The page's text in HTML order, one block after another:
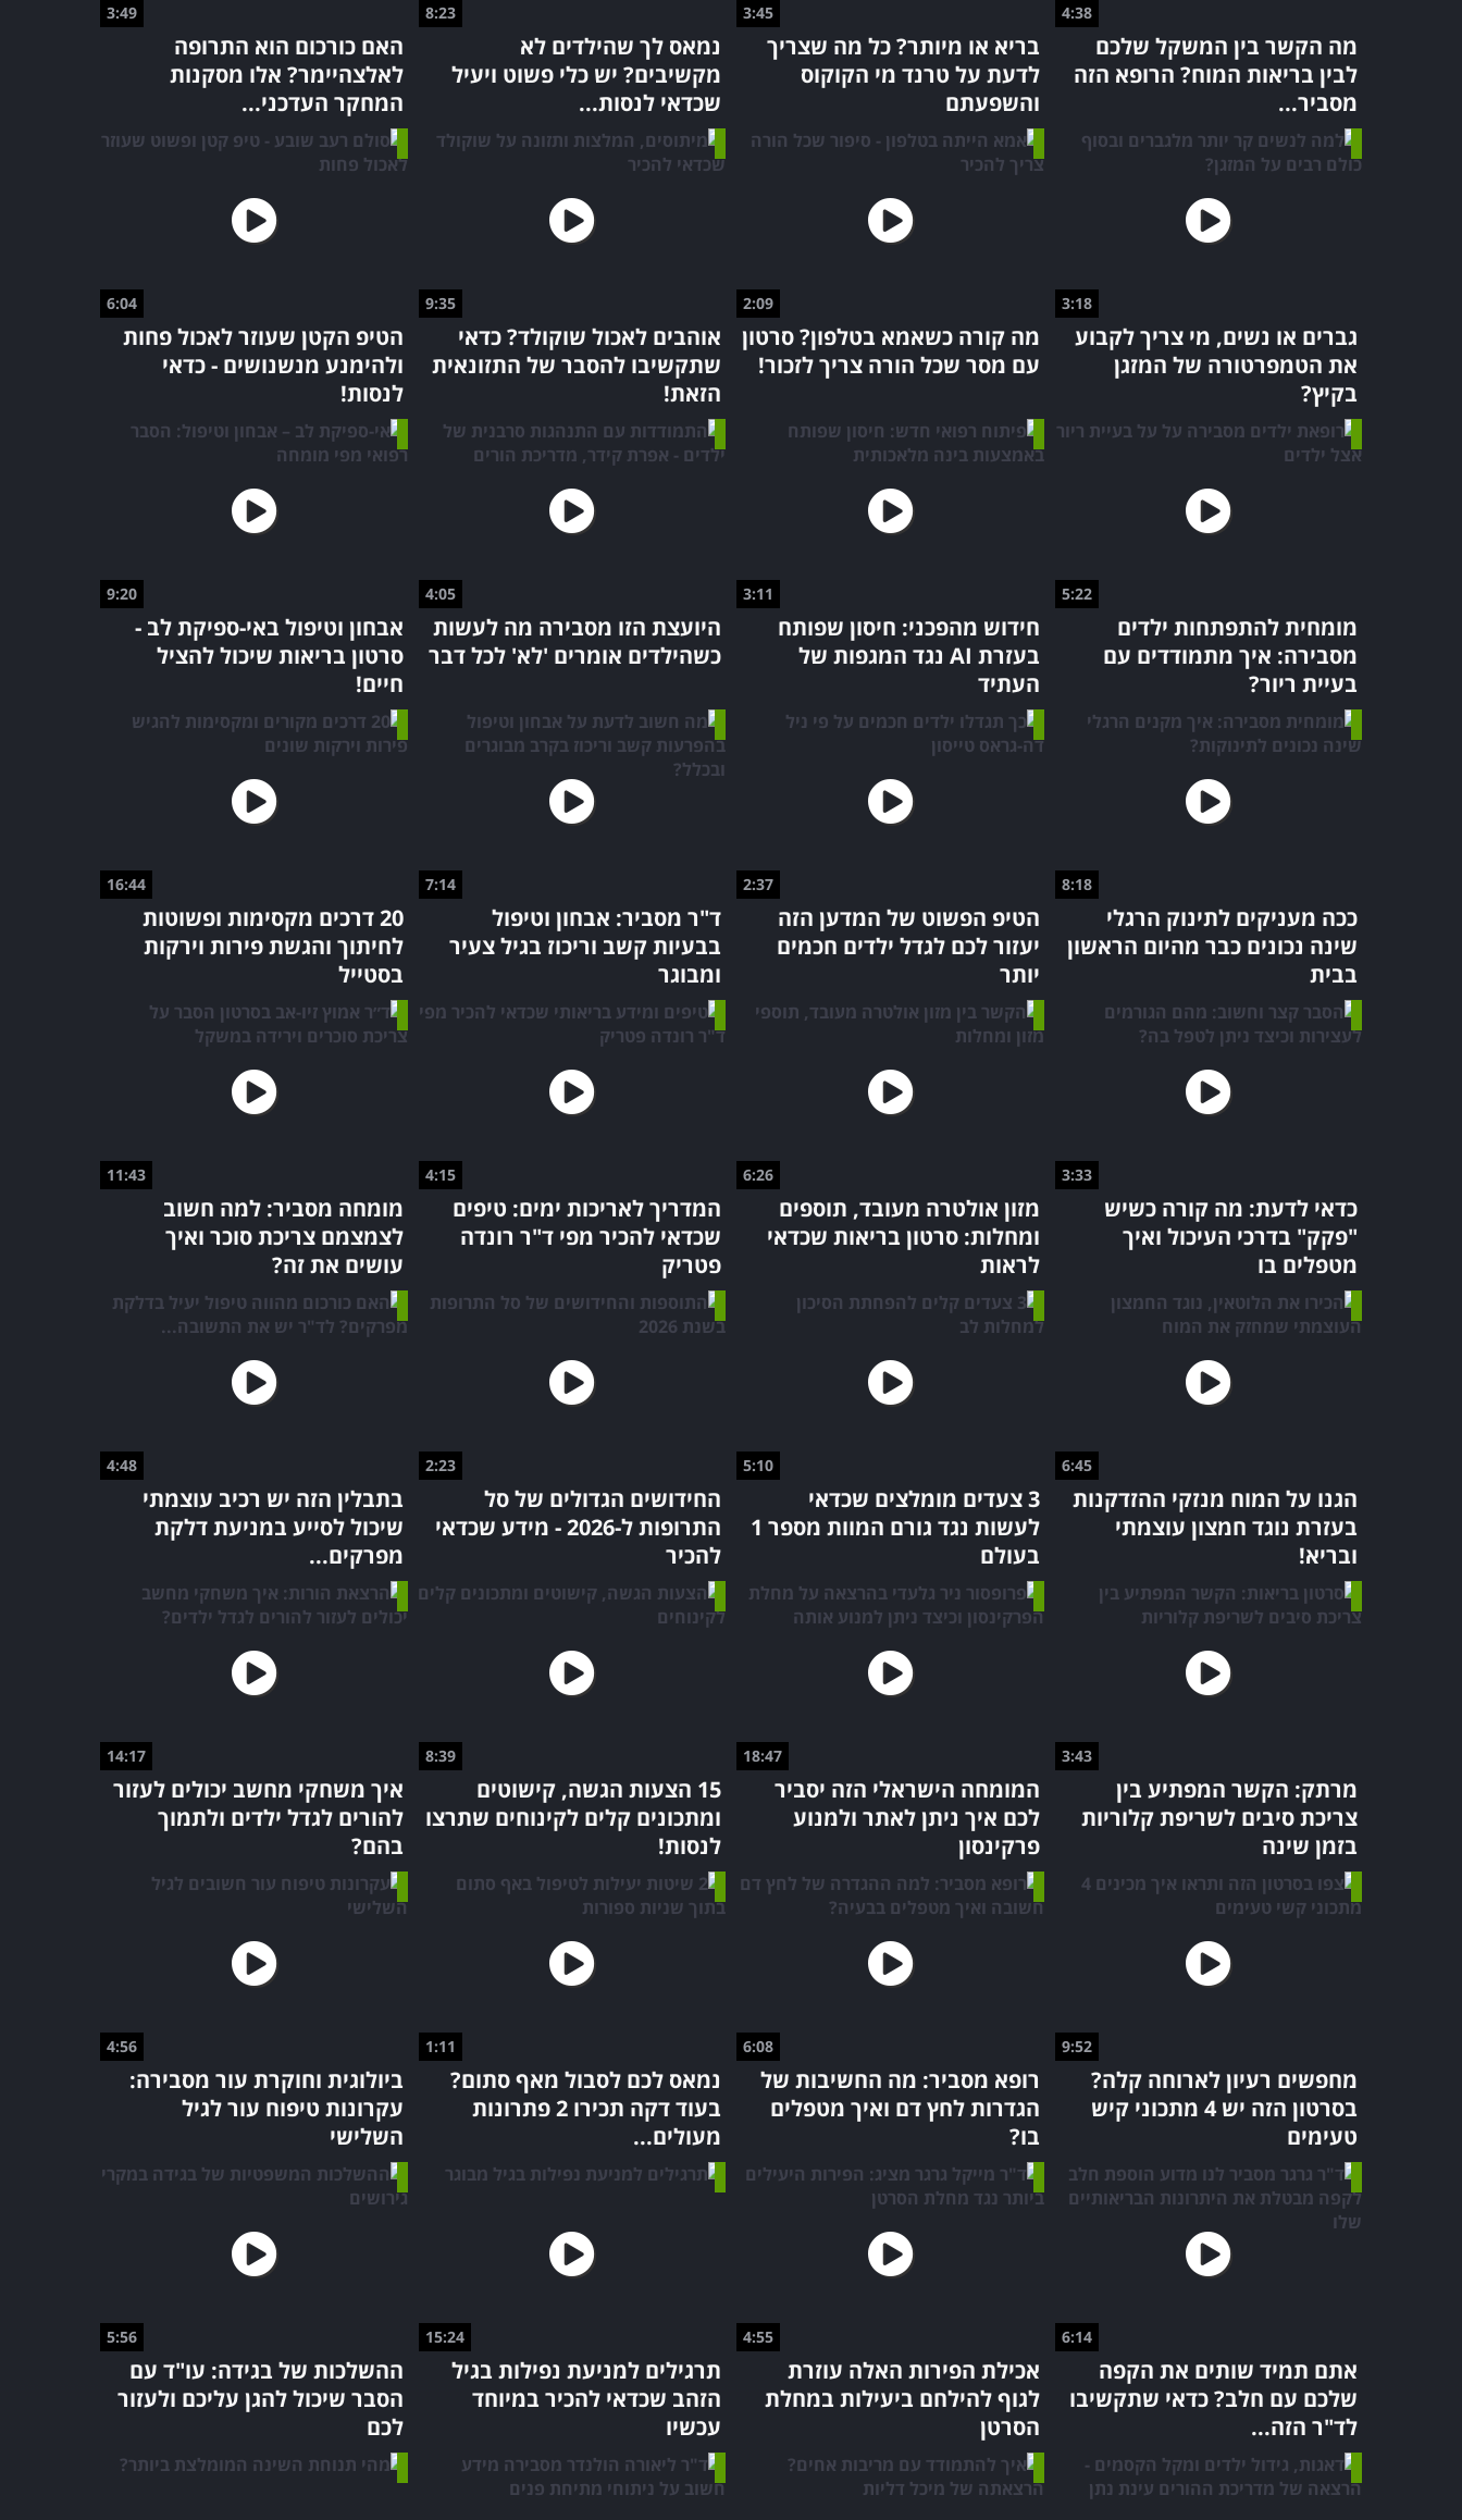
4:38
מה הקשר בין המשקל שלכם
לבין בריאות המוח? הרופא הזה
מסביר...
3:45
בריא או מיותר? כל מה שצריך
לדעת על טרנד מי הקוקוס
והשפעתם
8:23
נמאס לך שהילדים לא
מקשיבים? יש כלי פשוט ויעיל
שכדאי לנסות...
3:49
האם כורכום הוא התרופה
לאלצהיימר? אלו מסקנות
המחקר העדכני...
3:18
גברים או נשים, מי צריך לקבוע
את הטמפרטורה של המזגן
בקיץ?
2:09
מה קורה כשאמא בטלפון? סרטון
עם מסר שכל הורה צריך לזכור!
9:35
אוהבים לאכול שוקולד? כדאי
שתקשיבו להסבר של התזונאית
הזאת!
6:04
הטיפ הקטן שעוזר לאכול פחות
ולהימנע מנשנושים - כדאי
לנסות!
5:22
מומחית להתפתחות ילדים
מסבירה: איך מתמודדים עם
בעיית ריור?
3:11
חידוש מהפכני: חיסון שפותח
בעזרת AI נגד המגפות של
העתיד
4:05
היועצת הזו מסבירה מה לעשות
כשהילדים אומרים 'לא' לכל דבר
9:20
אבחון וטיפול באי-ספיקת לב -
סרטון בריאות שיכול להציל
חיים!
8:18
ככה מעניקים לתינוק הרגלי
שינה נכונים כבר מהיום הראשון
בבית
2:37
הטיפ הפשוט של המדען הזה
יעזור לכם לגדל ילדים חכמים
יותר
7:14
ד"ר מסביר: אבחון וטיפול
בבעיות קשב וריכוז בגיל צעיר
ומבוגר
16:44
20 דרכים מקסימות ופשוטות
לחיתוך והגשת פירות וירקות
בסטייל
3:33
כדאי לדעת: מה קורה כשיש
"פקק" בדרכי העיכול ואיך
מטפלים בו
6:26
מזון אולטרה מעובד, תוספים
ומחלות: סרטון בריאות שכדאי
לראות
4:15
המדריך לאריכות ימים: טיפים
שכדאי להכיר מפי ד"ר רונדה
פטריק
11:43
מומחה מסביר: למה חשוב
לצמצמם צריכת סוכר ואיך
עושים את זה?
6:45
הגנו על המוח מנזקי ההזדקנות
בעזרת נוגד חמצון עוצמתי
ובריא!
5:10
3 צעדים מומלצים שכדאי
לעשות נגד גורם המוות מספר 1
בעולם
2:23
החידושים הגדולים של סל
התרופות ל-2026 - מידע שכדאי
להכיר
4:48
בתבלין הזה יש רכיב עוצמתי
שיכול לסייע במניעת דלקת
מפרקים...
3:43
מרתק: הקשר המפתיע בין
צריכת סיבים לשריפת קלוריות
בזמן שינה
18:47
המומחה הישראלי הזה יסביר
לכם איך ניתן לאתר ולמנוע
פרקינסון
8:39
15 הצעות הגשה, קישוטים
ומתכונים קלים לקינוחים שתרצו
לנסות!
14:17
איך משחקי מחשב יכולים לעזור
להורים לגדל ילדים ולתמוך
בהם?
9:52
מחפשים רעיון לארוחה קלה?
בסרטון הזה יש 4 מתכוני קיש
טעימים
6:08
רופא מסביר: מה החשיבות של
הגדרות לחץ דם ואיך מטפלים
בו?
1:11
נמאס לכם לסבול מאף סתום?
בעוד דקה תכירו 2 פתרונות
מעולים...
4:56
ביולוגית וחוקרת עור מסבירה:
עקרונות טיפוח עור לגיל
השלישי
6:14
אתם תמיד שותים את הקפה
שלכם עם חלב? כדאי שתקשיבו
לד"ר הזה...
4:55
אכילת הפירות האלה עוזרת
לגוף להילחם ביעילות במחלת
הסרטן
15:24
תרגילים למניעת נפילות בגיל
הזהב שכדאי להכיר במיוחד
עכשיו
5:56
ההשלכות של בגידה: עו"ד עם
הסבר שיכול להגן עליכם ולעזור
לכם